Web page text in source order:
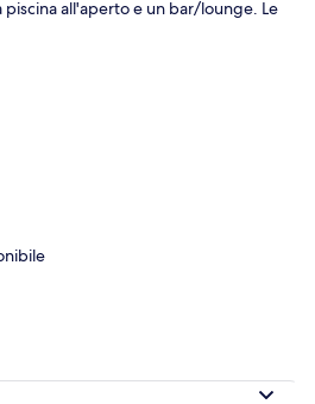
all'aperto e un bar/lounge. Le